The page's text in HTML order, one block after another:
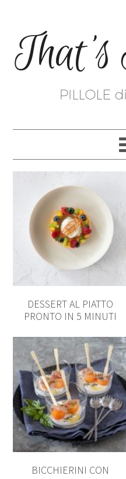
DESSERT AL PIATTO
PRONTO IN 5 MINUTI
BICCHIERINI CON